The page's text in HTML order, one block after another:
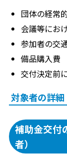
団体の経常
会議等にお
参加者の交
備品購入費
交付決定前
対象者の詳細
補助金交付
者）